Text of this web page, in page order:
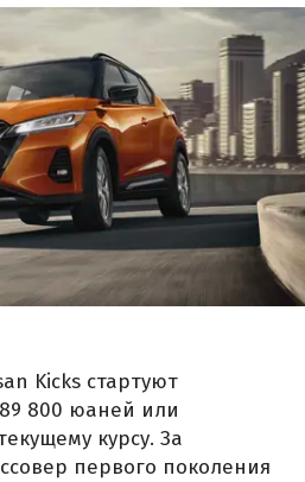
Kicks стартуют
800 юаней или
курсу. За
первого поколения